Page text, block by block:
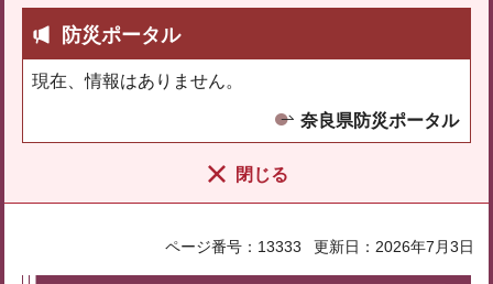
防災ポータル
現在、情報はありません。
奈良県防災ポータル
閉じる
ページ番号：13333 更新日：2026年7月3日